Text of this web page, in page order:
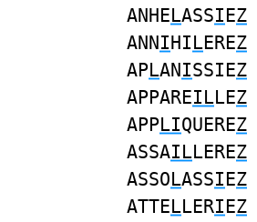
ANHELASSIEZ
ANNIHILEREZ
APLANISSIEZ
APPAREILLEZ
APPLIQUEREZ
ASSAILLEREZ
ASSOLASSIEZ
ATTELLERIEZ